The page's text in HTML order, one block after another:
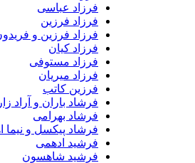
فرزاد عباسی
فرزاد فرزین
فرزاد فرزین و فریدون آسرایی
فرزاد کیان
فرزاد مستوفی
فرزاد میریان
فرزین کاتب
فرشاد باران و آراد زارعی
فرشاد بهرامی
فرشاد پیکسل و نیما اهورا
فرشید ادهمی
فرشید شاهسون